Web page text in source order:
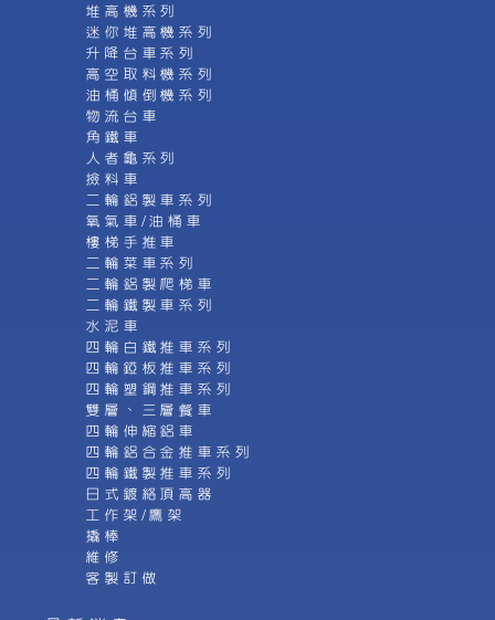
堆高機系列
迷你堆高機系列
升降台車系列
高空取料機系列
油桶傾倒機系列
物流台車
角鐵車
人者龜系列
撿料車
二輪鋁製車系列
氧氣車/油桶車
樓梯手推車
二輪菜車系列
二輪鋁製爬梯車
二輪鐵製車系列
水泥車
四輪白鐵推車系列
四輪錏板推車系列
四輪塑鋼推車系列
雙層、三層餐車
四輪伸縮鋁車
四輪鋁合金推車系列
四輪鐵製推車系列
日式鍍絡頂高器
工作架/鷹架
撬棒
維修
客製訂做